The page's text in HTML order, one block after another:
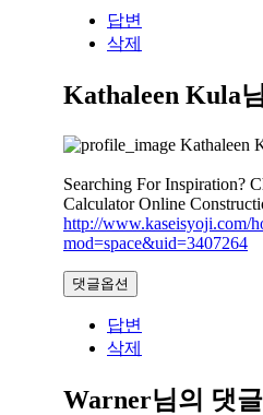
답변
삭제
Kathaleen Kula
Kathaleen
Searching For Inspiration?
Calculator Online
http://www.kaseisyoji.com/
mod=space&uid=3407264
댓글옵션
답변
삭제
Warner님의 댓글